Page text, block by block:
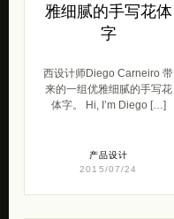
雅细腻的手写花体
字
西设计师Diego Carneiro 带
来的一组优雅细腻的手写花
体字。 Hi, I’m Diego […]
产品设计
2015/07/24